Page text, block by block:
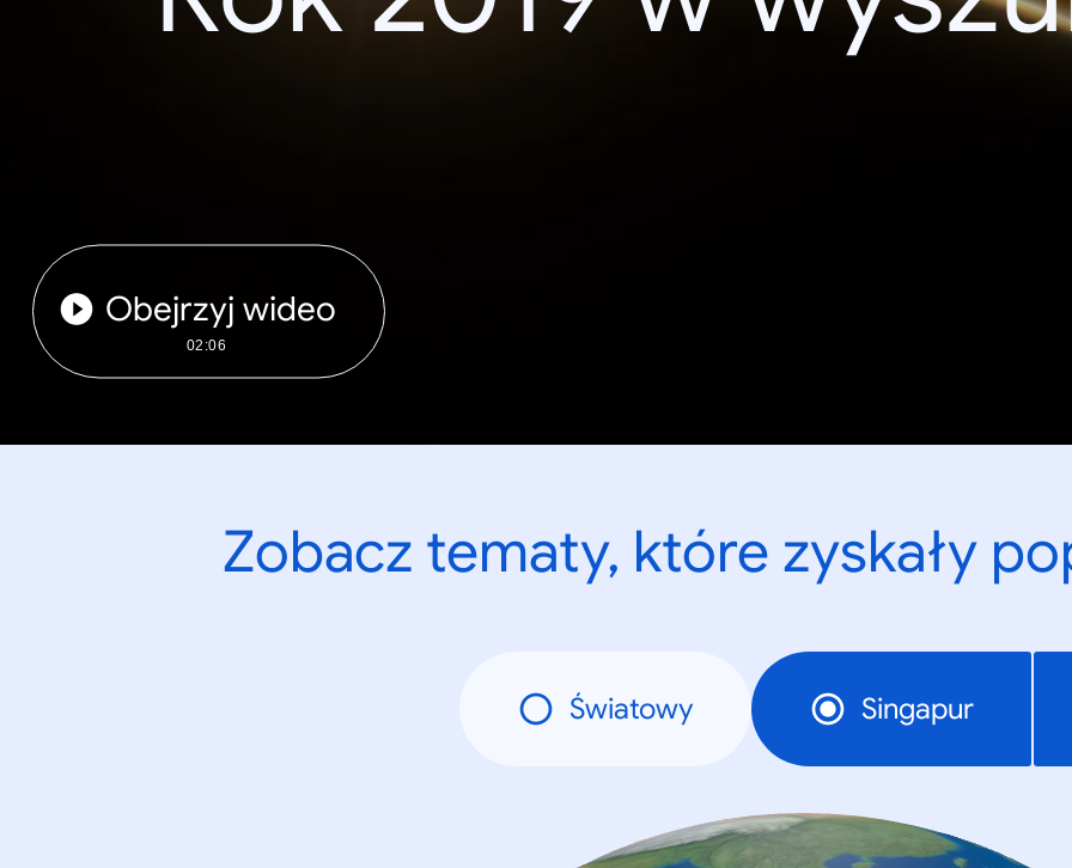
Obejrzyj wideo
02:06
Zobacz tematy, które zyskały
Światowy Singapur